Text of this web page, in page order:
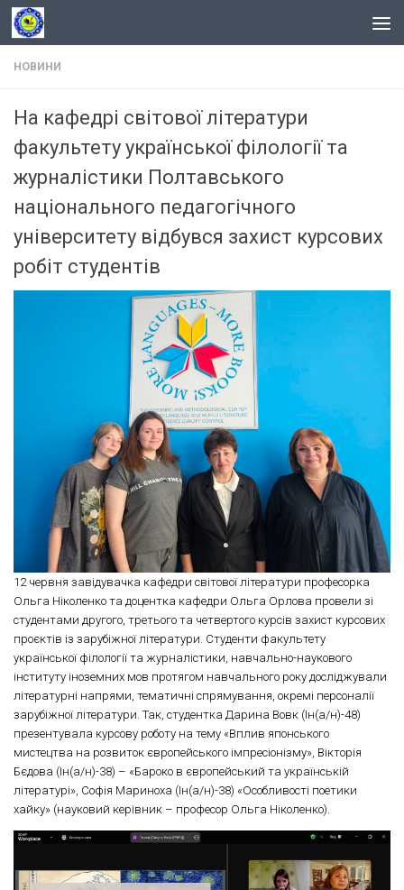
Skip to content
НОВИНИ
На кафедрі світової літератури
факультету української філології та
журналістики Полтавського
національного педагогічного
університету відбувся захист курсових
робіт студентів
12 червня завідувачка кафедри світової літератури професорка
Ольга Ніколенко та доцентка кафедри Ольга Орлова провели зі
студентами другого, третього та четвертого курсів захист курсових
проєктів із зарубіжної літератури. Студенти факультету
української філології та журналістики, навчально-наукового
інституту іноземних мов протягом навчального року досліджували
літературні напрями, тематичні спрямування, окремі персоналії
зарубіжної літератури. Так, студентка Дарина Вовк (Ін(а/н)-48)
презентувала курсову роботу на тему «Вплив японського
мистецтва на розвиток європейського імпресіонізму», Вікторія
Бєдова (Ін(а/н)-38) – «Бароко в європейський та українській
літературі», Софія Мариноха (Ін(а/н)-38) «Особливості поетики
хайку» (науковий керівник – професор Ольга Ніколенко).